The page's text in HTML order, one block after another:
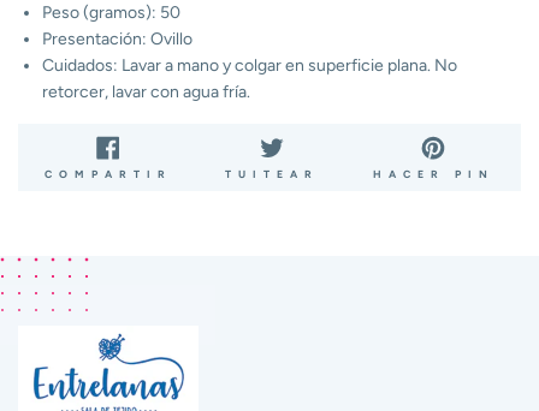
Peso (gramos): 50
Presentación: Ovillo
Cuidados: Lavar a mano y colgar en superficie plana. No
retorcer, lavar con agua fría.
COMPARTIR
COMPARTIR
TUITEAR
TUITEARHACER PIN